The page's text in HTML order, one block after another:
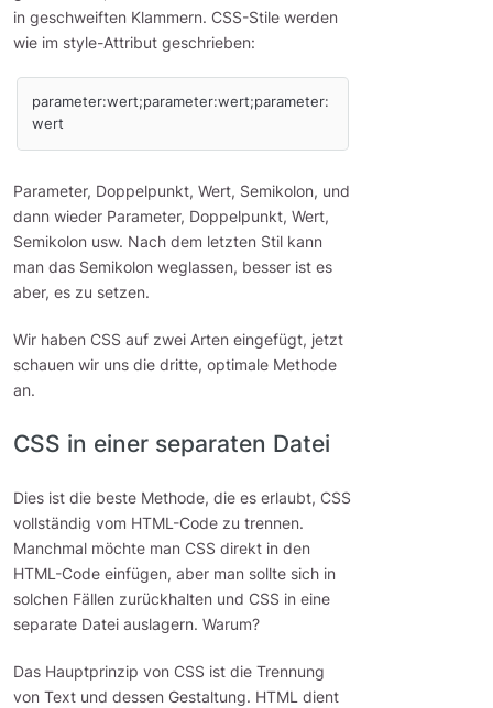
in geschweiften Klammern. CSS-Stile werden
wie im style-Attribut geschrieben:
parameter:wert;parameter:wert;parameter:
wert
Parameter, Doppelpunkt, Wert, Semikolon, und
dann wieder Parameter, Doppelpunkt, Wert,
Semikolon usw. Nach dem letzten Stil kann
man das Semikolon weglassen, besser ist es
aber, es zu setzen.
Wir haben CSS auf zwei Arten eingefügt, jetzt
schauen wir uns die dritte, optimale Methode
an.
CSS in einer separaten Datei
Dies ist die beste Methode, die es erlaubt, CSS
vollständig vom HTML-Code zu trennen.
Manchmal möchte man CSS direkt in den
HTML-Code einfügen, aber man sollte sich in
solchen Fällen zurückhalten und CSS in eine
separate Datei auslagern. Warum?
Das Hauptprinzip von CSS ist die Trennung
von Text und dessen Gestaltung. HTML dient